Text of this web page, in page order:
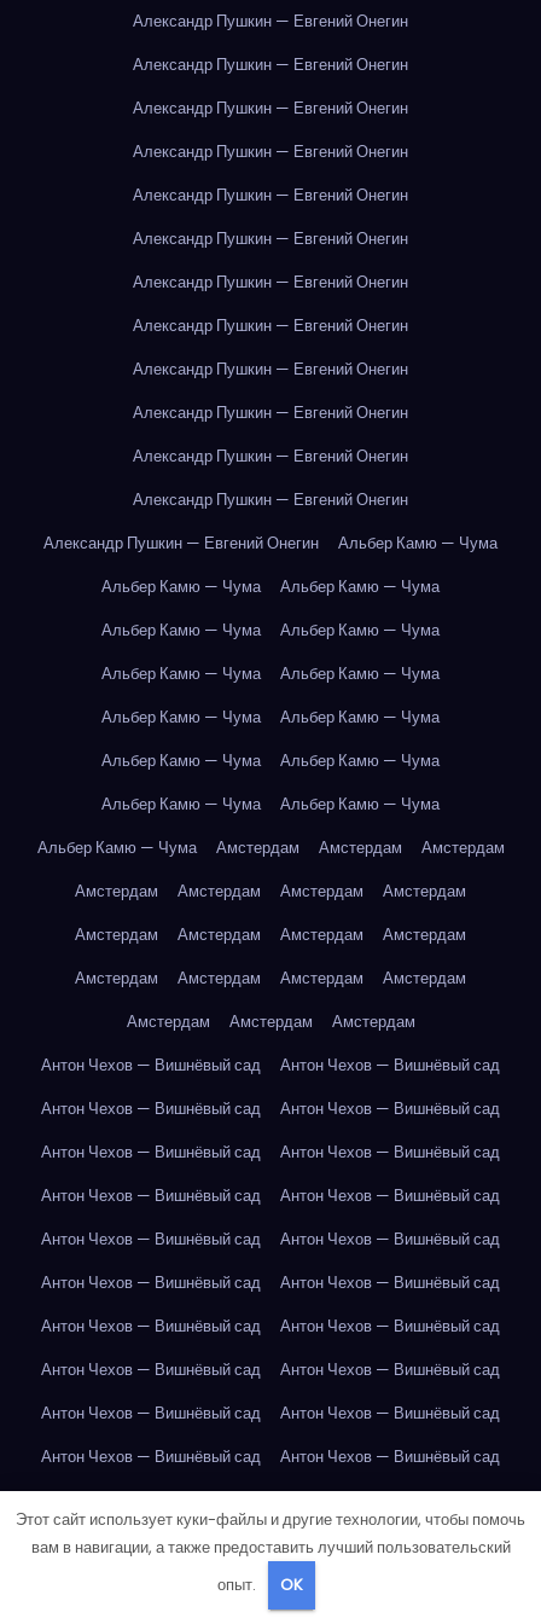
Александр Пушкин — Евгений Онегин
Александр Пушкин — Евгений Онегин
Александр Пушкин — Евгений Онегин
Александр Пушкин — Евгений Онегин
Александр Пушкин — Евгений Онегин
Александр Пушкин — Евгений Онегин
Александр Пушкин — Евгений Онегин
Александр Пушкин — Евгений Онегин
Александр Пушкин — Евгений Онегин
Александр Пушкин — Евгений Онегин
Александр Пушкин — Евгений Онегин
Александр Пушкин — Евгений Онегин
Александр Пушкин — Евгений Онегин
Альбер Камю — Чума
Альбер Камю — Чума
Альбер Камю — Чума
Альбер Камю — Чума
Альбер Камю — Чума
Альбер Камю — Чума
Альбер Камю — Чума
Альбер Камю — Чума
Альбер Камю — Чума
Альбер Камю — Чума
Альбер Камю — Чума
Альбер Камю — Чума
Альбер Камю — Чума
Альбер Камю — Чума
Амстердам Амстердам
Амстердам
Амстердам
Амстердам Амстердам
Амстердам
Амстердам
Амстердам Амстердам
Амстердам
Амстердам
Амстердам Амстердам
Амстердам
Амстердам
Амстердам
Амстердам
Антон Чехов — Вишнёвый сад
Антон Чехов — Вишнёвый сад
Антон Чехов — Вишнёвый сад
Антон Чехов — Вишнёвый сад
Антон Чехов — Вишнёвый сад
Антон Чехов — Вишнёвый сад
Антон Чехов — Вишнёвый сад
Антон Чехов — Вишнёвый сад
Антон Чехов — Вишнёвый сад
Антон Чехов — Вишнёвый сад
Антон Чехов — Вишнёвый сад
Антон Чехов — Вишнёвый сад
Антон Чехов — Вишнёвый сад
Антон Чехов — Вишнёвый сад
Антон Чехов — Вишнёвый сад
Антон Чехов — Вишнёвый сад
Антон Чехов — Вишнёвый сад
Антон Чехов — Вишнёвый сад
Антон Чехов — Вишнёвый сад
Антон Чехов — Вишнёвый сад
Антон Чехов — Вишнёвый сад
Антон Чехов — Вишнёвый сад
Апельсин
Этот сайт использует куки-файлы и другие технологии, чтобы помочь
вам в навигации, а также предоставить лучший пользовательский
опыт.
OK